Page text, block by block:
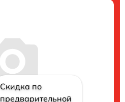
Скидка по
предварительной